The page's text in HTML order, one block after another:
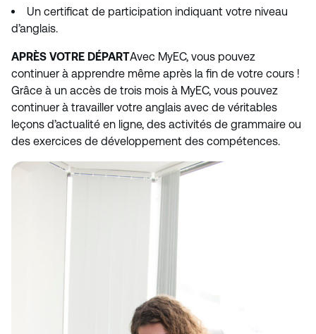
Un certificat de participation indiquant votre niveau
d’anglais.
APRÈS VOTRE DÉPARTAvec MyEC, vous pouvez
continuer à apprendre même après la fin de votre cours !
Grâce à un accès de trois mois à MyEC, vous pouvez
continuer à travailler votre anglais avec de véritables
leçons d’actualité en ligne, des activités de grammaire ou
des exercices de développement des compétences.